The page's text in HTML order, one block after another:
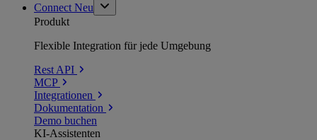
Connect Neu
Produkt
Flexible Integration für jede Umgebung
Rest API
MCP
Integrationen
Dokumentation
Demo buchen
KI-Assistenten